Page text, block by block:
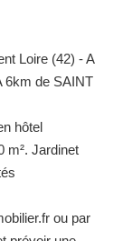
Loire (42) - A
6km de SAINT
hôtel
m². Jardinet
ou par